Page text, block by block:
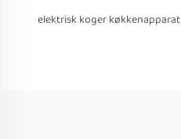
elektrisk koger køkkenapparat